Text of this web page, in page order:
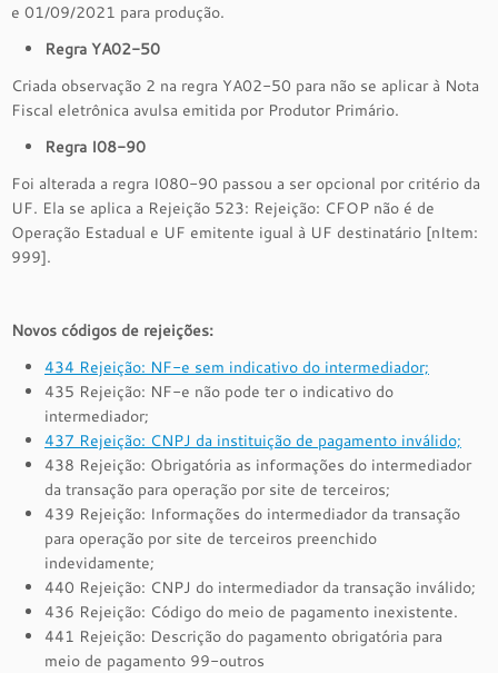
e 01/09/2021 para produção.
Regra YA02-50
Criada observação 2 na regra YA02-50 para não se aplicar à Nota
Fiscal eletrônica avulsa emitida por Produtor Primário.
Regra I08-90
Foi alterada a regra I080-90 passou a ser opcional por critério da
UF. Ela se aplica a Rejeição 523: Rejeição: CFOP não é de
Operação Estadual e UF emitente igual à UF destinatário [nItem:
999].
Novos códigos de rejeições:
434 Rejeição: NF-e sem indicativo do intermediador;
435 Rejeição: NF-e não pode ter o indicativo do
intermediador;
437 Rejeição: CNPJ da instituição de pagamento inválido;
438 Rejeição: Obrigatória as informações do intermediador
da transação para operação por site de terceiros;
439 Rejeição: Informações do intermediador da transação
para operação por site de terceiros preenchido
indevidamente;
440 Rejeição: CNPJ do intermediador da transação inválido;
436 Rejeição: Código do meio de pagamento inexistente.
441 Rejeição: Descrição do pagamento obrigatória para
meio de pagamento 99-outros